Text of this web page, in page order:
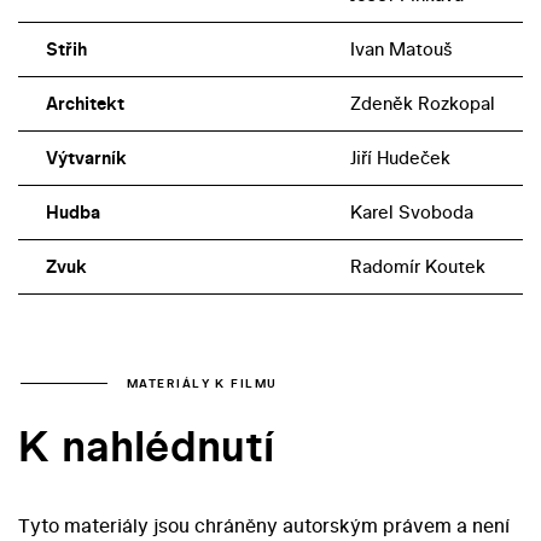
Střih Ivan Matouš
Architekt Zdeněk Rozkopal
Výtvarník Jiří Hudeček
Hudba Karel Svoboda
Zvuk Radomír Koutek
MATERIÁLY K FILMU
K nahlédnutí
Tyto materiály jsou chráněny autorským právem a není